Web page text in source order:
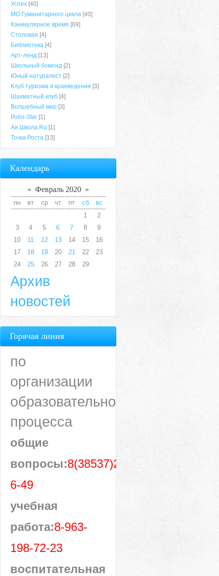
Успех [40]
МО Гуманитарного цикла [40]
Каникулярное время [69]
Столовая [4]
Библиотека [4]
Арт-ленд [13]
Школьный бомонд [2]
Юный натуралист [2]
Клуб туризма и краеведения [3]
Шахматный клуб [4]
Волшебный мир [3]
Робо-Star [1]
Ая.Школа.Ru [1]
Точка Роста [13]
Календарь
« Февраль 2020 »
пн вт ср чт пт сб
вс
1
2
3
4 5 6 7 8
9
10
11 12 13 14 15
16
17
18 19 20 21 22
23
24
25 26 27 28 29
Архив
новостей
Горячая линия
по
организации
образовательного
процесса
общие
вопросы:8(38537)28-
6-49
учебная
работа:8-963-
198-72-23
воспитательная